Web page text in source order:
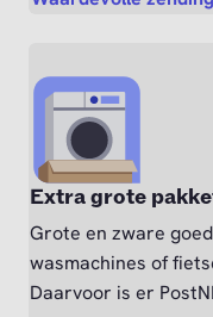
Extra grote
Grote en zware
wasmachines of
Daarvoor is er